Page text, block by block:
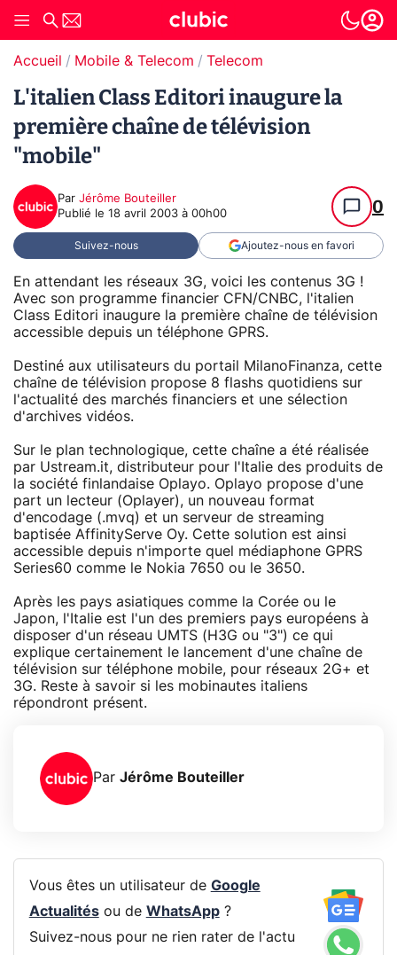
Accueil Mobile & Telecom Telecom
L'italien Class Editori inaugure la
première chaîne de télévision
"mobile"
Par Jérôme Bouteiller
Publié le 18 avril 2003 à 00h00 0
Suivez-nous Ajoutez-nous en favori
En attendant les réseaux 3G, voici les contenus 3G !
Avec son programme financier CFN/CNBC, l'italien
Class Editori inaugure la première chaîne de télévision
accessible depuis un téléphone GPRS.
Destiné aux utilisateurs du portail MilanoFinanza, cette
chaîne de télévision propose 8 flashs quotidiens sur
l'actualité des marchés financiers et une sélection
d'archives vidéos.
Sur le plan technologique, cette chaîne a été réalisée
par Ustream.it, distributeur pour l'Italie des produits de
la société finlandaise Oplayo. Oplayo propose d'une
part un lecteur (Oplayer), un nouveau format
d'encodage (.mvq) et un serveur de streaming
baptisée AffinityServe Oy. Cette solution est ainsi
accessible depuis n'importe quel médiaphone GPRS
Series60 comme le Nokia 7650 ou le 3650.
Après les pays asiatiques comme la Corée ou le
Japon, l'Italie est l'un des premiers pays européens à
disposer d'un réseau UMTS (H3G ou "3") ce qui
explique certainement le lancement d'une chaîne de
télévision sur téléphone mobile, pour réseaux 2G+ et
3G. Reste à savoir si les mobinautes italiens
répondront présent.
Par Jérôme Bouteiller
Vous êtes un utilisateur de Google
Actualitésou de WhatsApp?
Suivez-nous pour ne rien rater de l'actu